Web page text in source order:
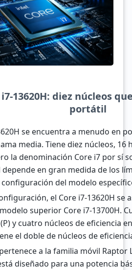
13620H: diez núcleos
portátil
se encuentra a menudo en
media. Tiene diez núcleos, 16
la denominación Core i7 por sí
en gran medida de los
del modelo
el Core i7-13620H se
superior Core i7-13700H.
y cuatro núcleos de eficiencia
el doble de núcleos de
a la familia móvil Raptor
diseñado para una potencia